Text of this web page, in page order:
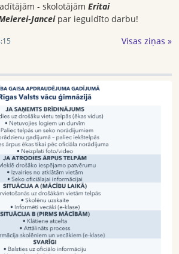
- skolotājām Eritai
Janceipar ieguldīto darbu!
Visas ziņas »